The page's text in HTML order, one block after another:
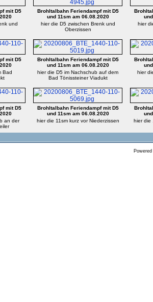
mit D5
und
Brohltalbahn Feriendampf mit D5
und 11sm am 06.08.2020
hier die D5 zwischen Brenk und
Oberzissen
hier
mit D5
Bad
Brohltalbahn Feriendampf mit D5
und 11sm am 06.08.2020
hier die D5 im Nachschub auf dem
Bad Tönissteiner Viadukt
hier
mit D5
an der
Brohltalbahn Feriendampf mit D5
und 11sm am 06.08.2020
hier die 11sm kurz vor Niederzissen
hier die